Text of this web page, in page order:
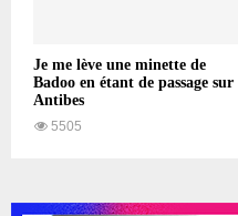
Je me lève une minette de
Badoo en étant de passage sur
Antibes
5505